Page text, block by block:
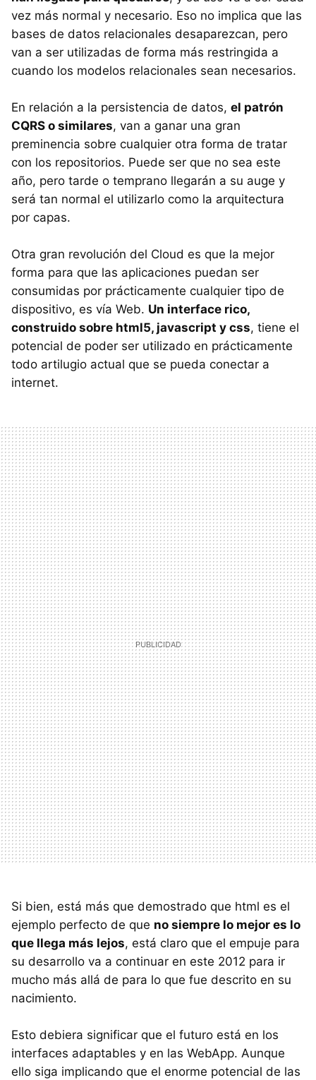
vez más normal y necesario. Eso no implica que las
bases de datos relacionales desaparezcan, pero
van a ser utilizadas de forma más restringida a
cuando los modelos relacionales sean necesarios.
En relación a la persistencia de datos, el patrón
CQRS o similares, van a ganar una gran
preminencia sobre cualquier otra forma de tratar
con los repositorios. Puede ser que no sea este
año, pero tarde o temprano llegarán a su auge y
será tan normal el utilizarlo como la arquitectura
por capas.
Otra gran revolución del Cloud es que la mejor
forma para que las aplicaciones puedan ser
consumidas por prácticamente cualquier tipo de
dispositivo, es vía Web. Un interface rico,
construido sobre html5, javascript y css, tiene el
potencial de poder ser utilizado en prácticamente
todo artilugio actual que se pueda conectar a
internet.
Si bien, está más que demostrado que html es el
ejemplo perfecto de que no siempre lo mejor es lo
que llega más lejos, está claro que el empuje para
su desarrollo va a continuar en este 2012 para ir
mucho más allá de para lo que fue descrito en su
nacimiento.
Esto debiera significar que el futuro está en los
interfaces adaptables y en las WebApp. Aunque
ello siga implicando que el enorme potencial de las